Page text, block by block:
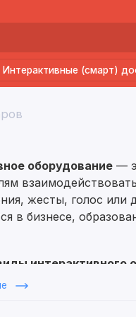
Интерактивные (смарт)
оборудование —
жесты, голос
в бизнесе,
интерактивного
панели